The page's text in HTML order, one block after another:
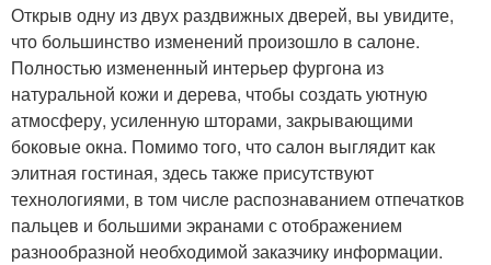
Открыв одну из двух раздвижных дверей, вы увидите,
что большинство изменений произошло в салоне.
Полностью измененный интерьер фургона из
натуральной кожи и дерева, чтобы создать уютную
атмосферу, усиленную шторами, закрывающими
боковые окна. Помимо того, что салон выглядит как
элитная гостиная, здесь также присутствуют
технологиями, в том числе распознаванием отпечатков
пальцев и большими экранами с отображением
разнообразной необходимой заказчику информации.